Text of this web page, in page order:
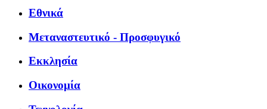
Εθνικά
Μεταναστευτικό - Προσφυγικό
Εκκλησία
Οικονομία